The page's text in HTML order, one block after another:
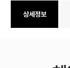
상세정보